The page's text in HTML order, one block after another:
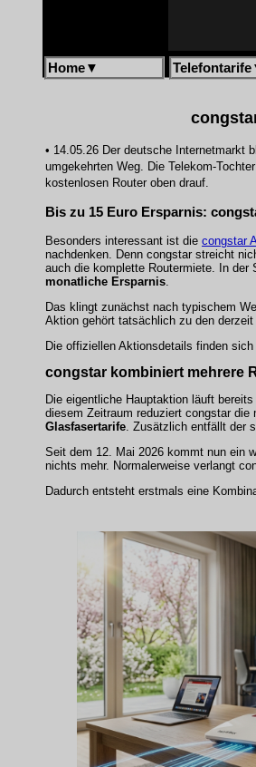
Home▼ Telefontarife
• 14.05.26 Der deutsche Internetmarkt
umgekehrten Weg. Die Telekom-
kostenlosen Router oben drauf.
Bis zu 15 Euro Ersparnis:
Besonders interessant ist die congstar
nachdenken. Denn congstar streicht
auch die komplette Routermiete. In
monatliche Ersparnis
Das klingt zunächst nach typischem
Aktion gehört tatsächlich zu den
Die offiziellen Aktionsdetails finden sich
congstar kombiniert mehrere
Die eigentliche Hauptaktion läuft
diesem Zeitraum reduziert congstar die
Glasfasertarife . Zusätzlich entfällt der
Seit dem 12. Mai 2026 kommt nun ein
nichts mehr. Normalerweise verlangt
Dadurch entsteht erstmals eine